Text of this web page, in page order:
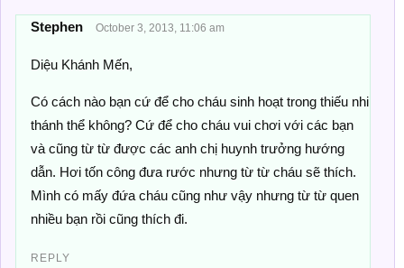
Stephen October 3, 2013, 11:06 am
Diệu Khánh Mến,
Có cách nào bạn cứ để cho cháu sinh hoạt trong thiếu nhi
thánh thể không? Cứ để cho cháu vui chơi với các bạn
và cũng từ từ được các anh chị huynh trưởng hướng
dẫn. Hơi tốn công đưa rước nhưng từ từ cháu sẽ thích.
Mình có mấy đứa cháu cũng như vậy nhưng từ từ quen
nhiều bạn rồi cũng thích đi.
REPLY